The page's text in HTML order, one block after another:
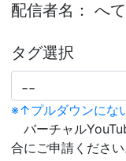
配信者名： へ
タグ選択
※↑プルダウンにな
バーチャル
合にご申請ください